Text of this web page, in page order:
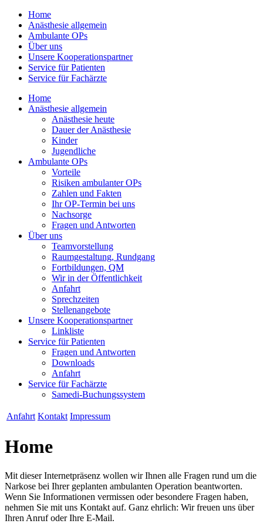
Home
Anästhesie allgemein
Ambulante OPs
Über uns
Unsere Kooperationspartner
Service für Patienten
Service für Fachärzte
Home
Anästhesie allgemein
Anästhesie heute
Dauer der Anästhesie
Kinder
Jugendliche
Ambulante OPs
Vorteile
Risiken ambulanter OPs
Zahlen und Fakten
Ihr OP-Termin bei uns
Nachsorge
Fragen und Antworten
Über uns
Teamvorstellung
Raumgestaltung, Rundgang
Fortbildungen, QM
Wir in der Öffentlichkeit
Anfahrt
Sprechzeiten
Stellenangebote
Unsere Kooperationspartner
Linkliste
Service für Patienten
Fragen und Antworten
Downloads
Anfahrt
Service für Fachärzte
Samedi-Buchungssystem
Anfahrt Kontakt Impressum
Home
Mit dieser Internetpräsenz wollen wir Ihnen alle Fragen rund um die
Narkose bei Ihrer geplanten ambulanten Operation beantworten.
Wenn Sie Informationen vermissen oder besondere Fragen haben,
nehmen Sie mit uns Kontakt auf. Ganz ehrlich: Wir freuen uns über
Ihren Anruf oder Ihre E-Mail.